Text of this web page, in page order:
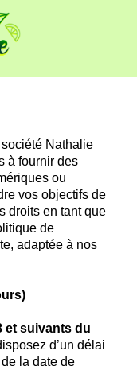
Nathalie
à fournir des
ou
vos objectifs de
droits en tant que
de
adaptée à nos
et suivants du
d’un délai
la date de